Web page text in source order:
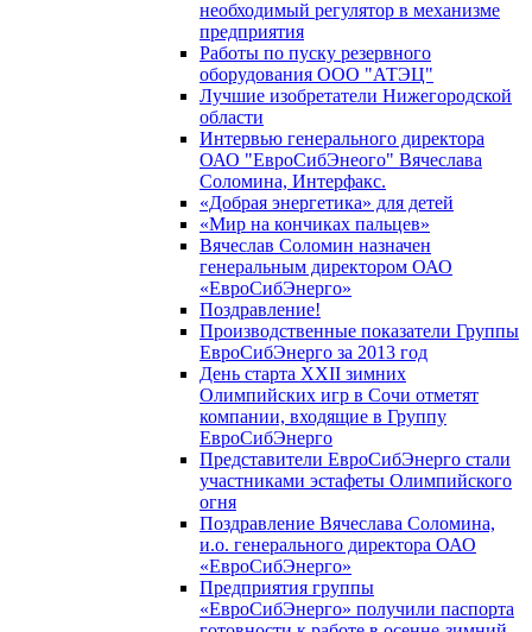
необходимый регулятор в механизме
предприятия
Работы по пуску резервного
оборудования ООО "АТЭЦ"
Лучшие изобретатели Нижегородской
области
Интервью генерального директора
ОАО "ЕвроСибЭнеого" Вячеслава
Соломина, Интерфакс.
«Добрая энергетика» для детей
«Мир на кончиках пальцев»
Вячеслав Соломин назначен
генеральным директором ОАО
«ЕвроСибЭнерго»
Поздравление!
Производственные показатели Группы
ЕвроСибЭнерго за 2013 год
День старта XXII зимних
Олимпийских игр в Сочи отметят
компании, входящие в Группу
ЕвроСибЭнерго
Представители ЕвроСибЭнерго стали
участниками эстафеты Олимпийского
огня
Поздравление Вячеслава Соломина,
и.о. генерального директора ОАО
«ЕвроСибЭнерго»
Предприятия группы
«ЕвроСибЭнерго» получили паспорта